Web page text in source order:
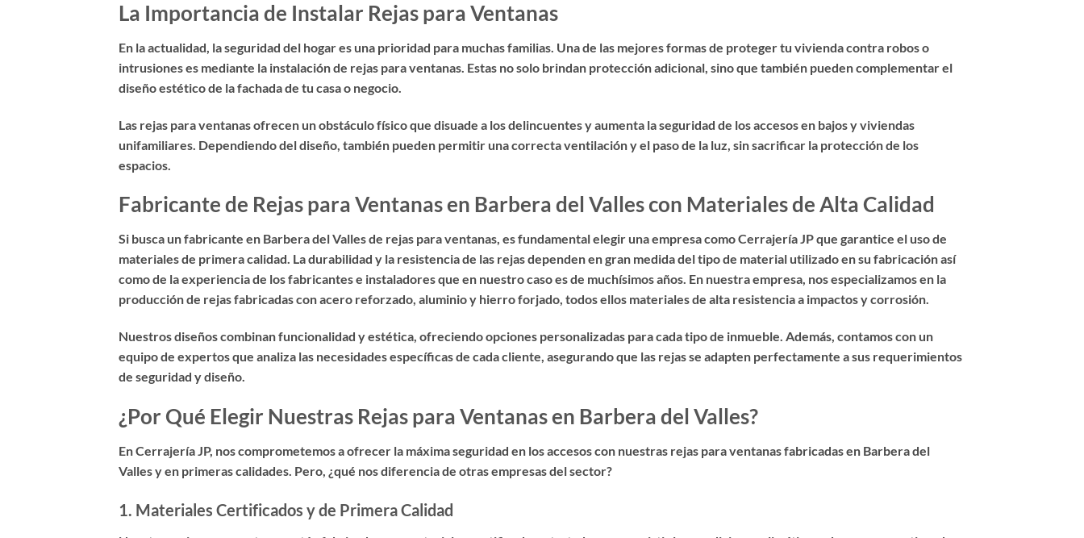
La Importancia de Instalar Rejas para Ventanas
En la actualidad, la seguridad del hogar es una prioridad para muchas familias. Una de las mejores formas de proteger tu vivienda contra robos o
intrusiones es mediante la instalación de rejas para ventanas. Estas no solo brindan protección adicional, sino que también pueden complementar el
diseño estético de la fachada de tu casa o negocio.
Las rejas para ventanas ofrecen un obstáculo físico que disuade a los delincuentes y aumenta la seguridad de los accesos en bajos y viviendas
unifamiliares. Dependiendo del diseño, también pueden permitir una correcta ventilación y el paso de la luz, sin sacrificar la protección de los
espacios.
Fabricante de Rejas para Ventanas en Barbera del Valles con Materiales de Alta Calidad
Si busca unfabricante en Barbera del Valles de rejas para ventanas, es fundamental elegir una empresa como Cerrajería JP que garantice el uso de
materiales de primera calidad. La durabilidad y la resistencia de las rejas dependen en gran medida del tipo de material utilizado en su fabricación así
como de la experiencia de los fabricantes e instaladores que en nuestro caso es de muchísimos años. En nuestra empresa, nos especializamos en la
producción de rejas fabricadas con acero reforzado, aluminio y hierro forjado, todos ellos materiales de alta resistencia a impactos y corrosión.
Nuestros diseños combinan funcionalidad y estética, ofreciendo opciones personalizadas para cada tipo de inmueble. Además, contamos con un
equipo de expertos que analiza las necesidades específicas de cada cliente, asegurando que las rejas se adapten perfectamente a sus requerimientos
de seguridad y diseño.
¿Por Qué Elegir Nuestras Rejas para Ventanas en Barbera del Valles?
En Cerrajería JP, nos comprometemos a ofrecer la máxima seguridad en los accesos con nuestras rejas para ventanas fabricadas en Barbera del
Valles y en primeras calidades . Pero, ¿qué nos diferencia de otras empresas del sector?
1. Materiales Certificados y de Primera Calidad